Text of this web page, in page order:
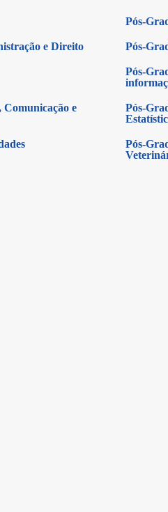
Pós-
e Direito Pós-
Pós-
Comunicação e
Pós-
Pós-